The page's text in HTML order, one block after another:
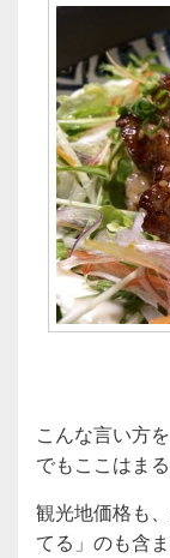
こんな言い方
でもここはま
観光地価格も
てる」のも含ま